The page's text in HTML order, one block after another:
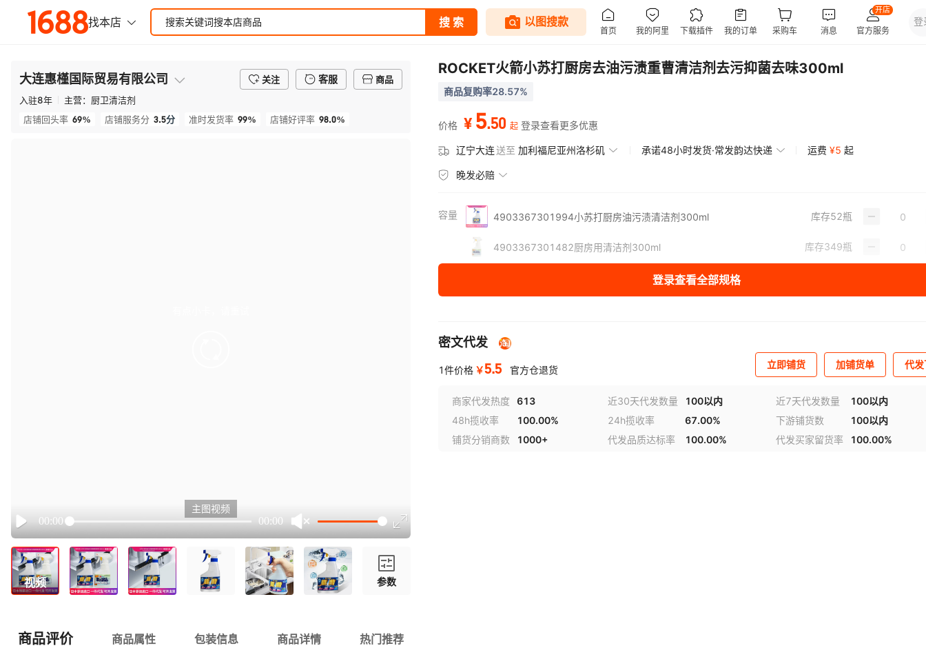
大连惠槿国际贸易有限公司 关注 客服
商品
入驻8年 主营： 厨卫清洁剂
店铺回头率 69% 店铺服务分 3.5分 准时发货率 99% 店铺好评率 98.0%
Play
00:00 00:00
主图视频
视频 参数
ROCKET火箭小苏打厨房去油污渍重曹清洁剂去污抑菌去味300ml
商品复购率28.57%
价格 ¥ 5.50 起 登录查看更多优惠
辽宁大连送至 加利福尼亚州洛杉矶 承诺48小时发货·常发韵达快递 运费 ¥5 起
晚发必赔
容量 4903367301994小苏打厨房油污渍清洁剂300ml 库存52瓶
4903367301482厨房用清洁剂300ml 库存349瓶
登录查看全部规格
密文代发
1件价格 ￥5.5 官方仓退货 立即铺货 加铺货单 代
商家代发热度 613 近30天代发数量 100以内 近7天代发数量
100以内
48h揽收率
100.00% 24h揽收率 67.00% 下游铺货数
100以内
铺货分销商数
1000+ 代发品质达标率 100.00% 代发买家留货率 100.00%
商品评价 商品属性 包装信息 商品详情 热门推荐